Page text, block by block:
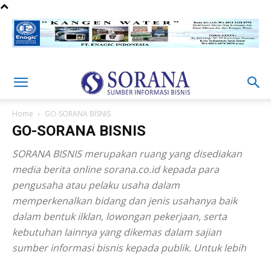
Home GO-SORANA BISNIS
GO-SORANA BISNIS
SORANA BISNIS merupakan ruang yang disediakan
media berita online sorana.co.id kepada para
pengusaha atau pelaku usaha dalam
memperkenalkan bidang dan jenis usahanya baik
dalam bentuk ilklan, lowongan pekerjaan, serta
kebutuhan lainnya yang dikemas dalam sajian
sumber informasi bisnis kepada publik. Untuk lebih